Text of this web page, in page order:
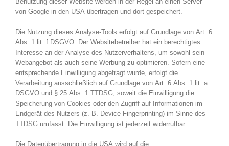
von Google in den USA übertragen und dort gespeichert.
Die Nutzung dieses Analyse-Tools erfolgt auf Grundlage von Art. 6
Abs. 1 lit. f DSGVO. Der Websitebetreiber hat ein berechtigtes
Interesse an der Analyse des Nutzerverhaltens, um sowohl sein
Webangebot als auch seine Werbung zu optimieren. Sofern eine
entsprechende Einwilligung abgefragt wurde, erfolgt die
Verarbeitung ausschließlich auf Grundlage von Art. 6 Abs. 1 lit. a
DSGVO und § 25 Abs. 1 TTDSG, soweit die Einwilligung die
Speicherung von Cookies oder den Zugriff auf Informationen im
Endgerät des Nutzers (z. B. Device-Fingerprinting) im Sinne des
TTDSG umfasst. Die Einwilligung ist jederzeit widerrufbar.
Die Datenübertragung in die USA wird auf die